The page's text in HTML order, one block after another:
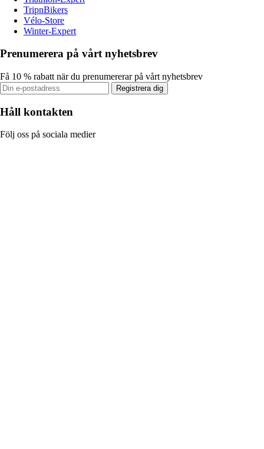
TripnBikers
Vélo-Store
Winter-Expert
Prenumerera på vårt nyhetsbrev
Få 10 % rabatt när du prenumererar på vårt nyhetsbrev
Registrera dig
Håll kontakten
Följ oss på sociala medier